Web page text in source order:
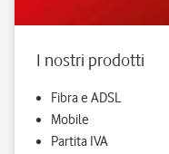
I nostri prodotti
Fibra e ADSL
Mobile
Partita IVA